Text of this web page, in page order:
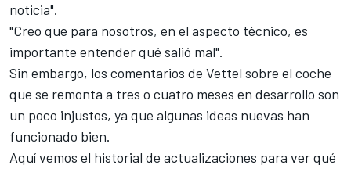
noticia".
"Creo que para nosotros, en el aspecto técnico, es
importante entender qué salió mal".
Sin embargo, los comentarios de Vettel sobre el coche
que se remonta a tres o cuatro meses en desarrollo son
un poco injustos, ya que algunas ideas nuevas han
funcionado bien.
Aquí vemos el historial de actualizaciones para ver qué